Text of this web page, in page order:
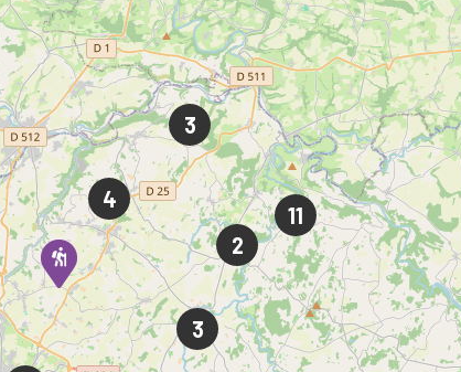
2
3
4
3
11